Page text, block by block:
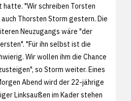
"Wir schreiben Torsten
Thorsten Storm gestern. Die
Neuzugangs wäre "der
"Für ihn selbst ist die
Wir wollen ihm die Chance
so Storm weiter. Eines
Abend wird der 22-jährige
Linksaußen im Kader stehen